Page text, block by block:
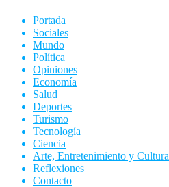
Portada
Sociales
Mundo
Política
Opiniones
Economía
Salud
Deportes
Turismo
Tecnología
Ciencia
Arte, Entretenimiento y Cultura
Reflexiones
Contacto